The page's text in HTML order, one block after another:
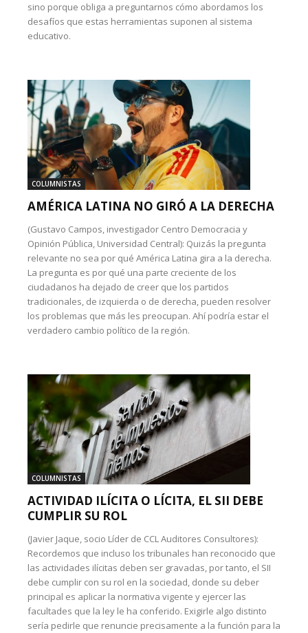
sino porque obliga a preguntarnos cómo abordamos los
desafíos que estas herramientas suponen al sistema
educativo.
COLUMNISTAS
AMÉRICA LATINA NO GIRÓ A LA DERECHA
(Gustavo Campos, investigador Centro Democracia y
Opinión Pública, Universidad Central): Quizás la pregunta
relevante no sea por qué América Latina gira a la derecha.
La pregunta es por qué una parte creciente de los
ciudadanos ha dejado de creer que los partidos
tradicionales, de izquierda o de derecha, pueden resolver
los problemas que más les preocupan. Ahí podría estar el
verdadero cambio político de la región.
COLUMNISTAS
ACTIVIDAD ILÍCITA O LÍCITA, EL SII DEBE
CUMPLIR SU ROL
(Javier Jaque, socio Líder de CCL Auditores Consultores):
Recordemos que incluso los tribunales han reconocido que
las actividades ilícitas deben ser gravadas, por tanto, el SII
debe cumplir con su rol en la sociedad, donde su deber
principal es aplicar la normativa vigente y ejercer las
facultades que la ley le ha conferido. Exigirle algo distinto
sería pedirle que renuncie precisamente a la función para la